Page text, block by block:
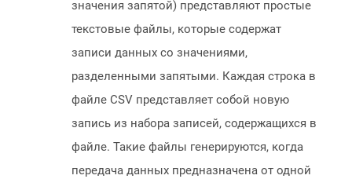
значения запятой) представляют простые
текстовые файлы, которые содержат
записи данных со значениями,
разделенными запятыми. Каждая строка в
файле CSV представляет собой новую
запись из набора записей, содержащихся в
файле. Такие файлы генерируются, когда
передача данных предназначена от одной